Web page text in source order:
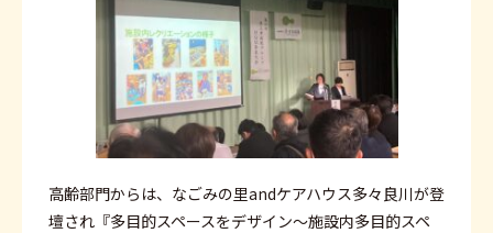
高齢部門からは、なごみの里andケアハウス多々良川が登
壇され『多目的スペースをデザイン～施設内多目的スペ